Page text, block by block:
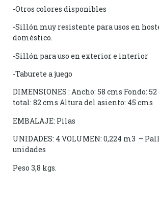
-Otros colores disponibles
-Sillón muy resistente para usos en
doméstico.
-Sillón para uso en exterior e interior
-Taburete a juego
DIMENSIONES : Ancho: 58 cms Fondo:
total: 82 cms Altura del asiento: 45 cms
EMBALAJE: Pilas
UNIDADES: 4 VOLUMEN: 0,224 m3 –
unidades
Peso 3,8 kgs.